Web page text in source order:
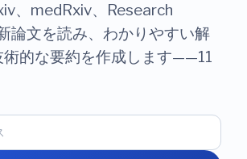
、medRxiv、Research
論文を読み、わかりやすい解
術的な要約を作成します——11